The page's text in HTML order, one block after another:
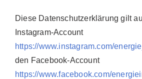
Diese Datenschutzerklärung gilt
Instagram-Account
https://www.instagram.com/
den Facebook-Account
https://www.facebook.com/